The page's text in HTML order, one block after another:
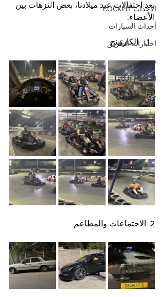
الأحداث COCKPIT
أحداث السيارات
اختبارات الطريق
صور
المصباح الكامل
جولة بسيارتي
بعد احتفالات عيد ميلادنا، بعض النزهات بين
الأعضاء.
الكارتينج
2. الاجتماعات والمطاعم